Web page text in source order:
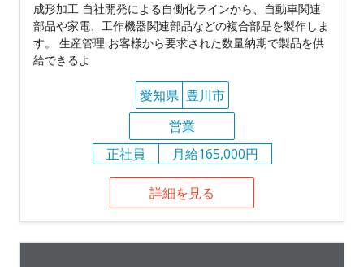
成形加工 自社開発による自働化ラインから、自動車関連
部品や家電、工作機器関連部品などの複合部品を製作しま
す。 生産管理 お客様から要求された数量納期で製品を供
給できるよ
愛知県 豊川市
営業
正社員
月給165,000円
詳細を見る